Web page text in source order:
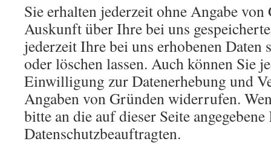
Sie erhalten jederzeit ohne Angabe
Auskunft über Ihre bei uns
jederzeit Ihre bei uns erhobenen Daten
oder löschen lassen. Auch können Sie
Einwilligung zur Datenerhebung und
Angaben von Gründen widerrufen.
bitte an die auf dieser Seite
Datenschutzbeauftragten.